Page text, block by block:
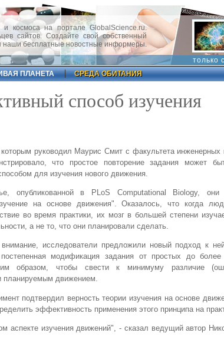
и космоса на портале GlobalScience.ru.
сайтов. Создайте свой собственный
наши бесплатные новостные информеры.
только
ПЛАНЕТА СРЕДА ОБИТАНИЯ
способ изучения
руководил Маурис Смит с факультета инженерных
что простое повторение задания может
для изучения нового движения.
опубликованной в PLoS Computational Biology, они
на основе движения". Оказалось, что когда
во время практики, их мозг в большей степени
а не то, что они планировали сделать.
исследователи предложили новый подход к
постепенная модификация задания от простых до более
образом, чтобы свести к минимуму различие
движением.
подтвердил верность теории изучения на основе
эффективность применения этого принципа на
изучения движений", - сказал ведущий автор